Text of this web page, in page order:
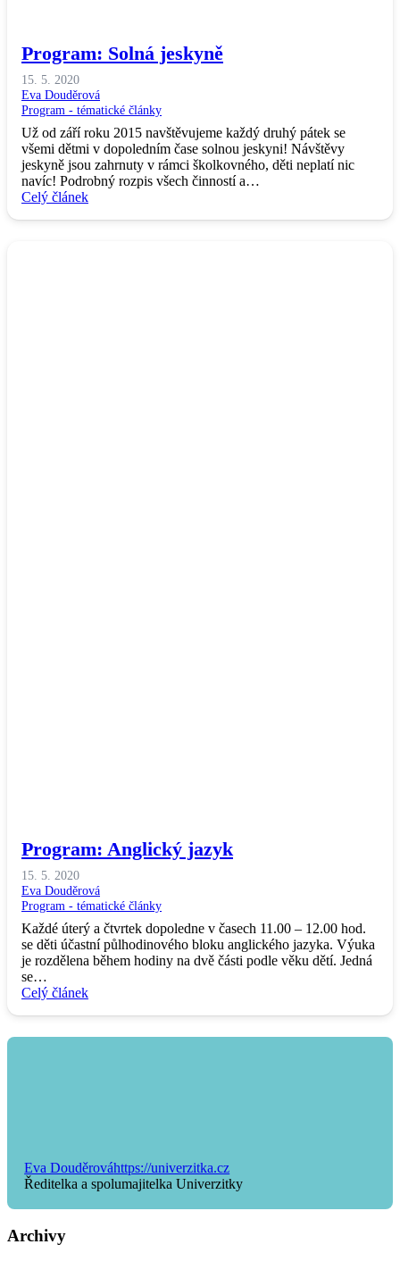
Program: Solná jeskyně
15. 5. 2020
Eva Douděrová
Program - tématické články
Už od září roku 2015 navštěvujeme každý druhý pátek se
všemi dětmi v dopoledním čase solnou jeskyni! Návštěvy
jeskyně jsou zahrnuty v rámci školkovného, děti neplatí nic
navíc! Podrobný rozpis všech činností a…
Celý článek
Program: Anglický jazyk
15. 5. 2020
Eva Douděrová
Program - tématické články
Každé úterý a čtvrtek dopoledne v časech 11.00 – 12.00 hod.
se děti účastní půlhodinového bloku anglického jazyka. Výuka
je rozdělena během hodiny na dvě části podle věku dětí. Jedná
se…
Celý článek
Eva Douděrováhttps://univerzitka.cz
Ředitelka a spolumajitelka Univerzitky
Archivy